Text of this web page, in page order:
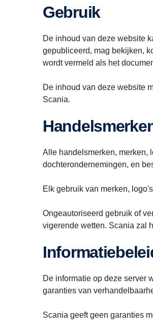
Gebruik
De inhoud van deze website
gepubliceerd, mag bekijken,
wordt vermeld als het
De inhoud van deze website
Scania.
Alle handelsmerken, merken,
dochterondernemingen, en
Elk gebruik van merken,
Ongeautoriseerd gebruik of
vigerende wetten. Scania zal
De informatie op deze server
garanties van
Scania geeft geen garanties